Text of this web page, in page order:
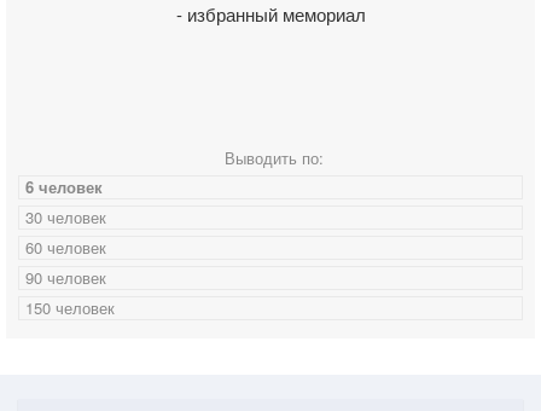
- избранный мемориал
Выводить по:
6 человек
30 человек
60 человек
90 человек
150 человек